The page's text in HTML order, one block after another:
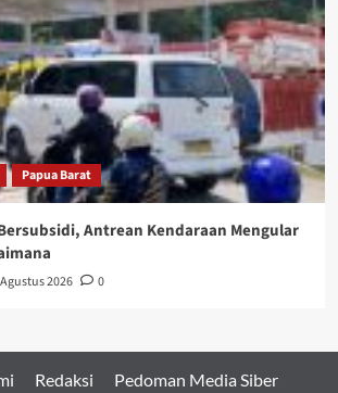
Papua Barat
Antrean Kendaraan Mengular
2026 0
Redaksi Pedoman Media Siber